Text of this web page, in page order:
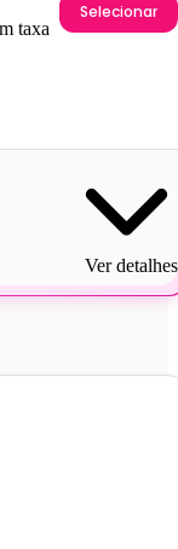
taxa
Selecionar
Ver detalhes